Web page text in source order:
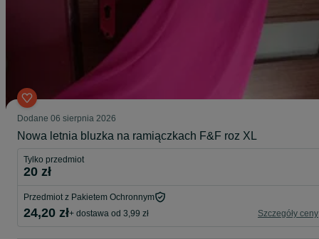
Dodane 06 sierpnia 2026
Nowa letnia bluzka na ramiączkach F&F roz XL
Tylko przedmiot
20 zł
Przedmiot z Pakietem Ochronnym
24,20 zł+ dostawa od 3,99 zł Szczegóły ceny